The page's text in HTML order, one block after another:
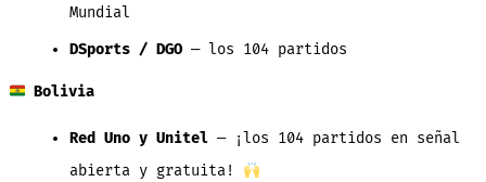
Mundial
DSports / DGO— los 104 partidos
Bolivia
Red Uno y Unitel— ¡los 104 partidos en señal
abierta y gratuita!